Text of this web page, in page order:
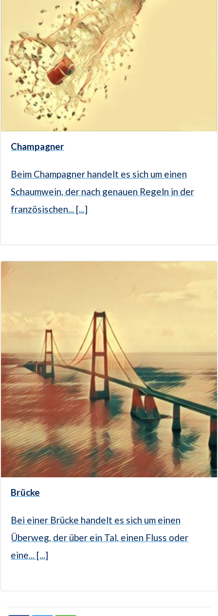
Champagner
Beim Champagner handelt es sich um einen
Schaumwein, der nach genauen Regeln in der
französischen... [...]
Brücke
Bei einer Brücke handelt es sich um einen
Überweg, der über ein Tal, einen Fluss oder
eine... [...]